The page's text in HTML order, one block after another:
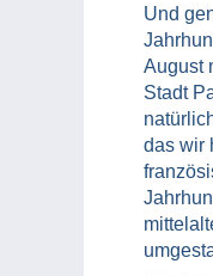
Und
August
Stadt
das wir